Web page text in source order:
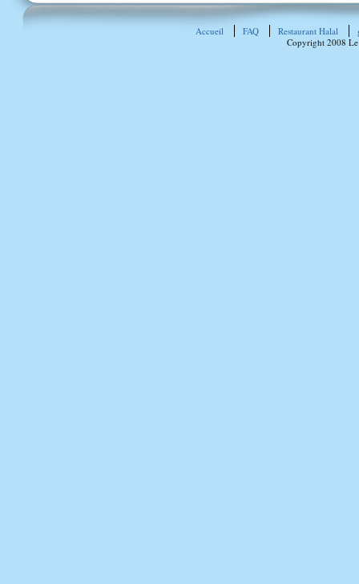
Accueil FAQ Restaurant Halal
Copyright 2008